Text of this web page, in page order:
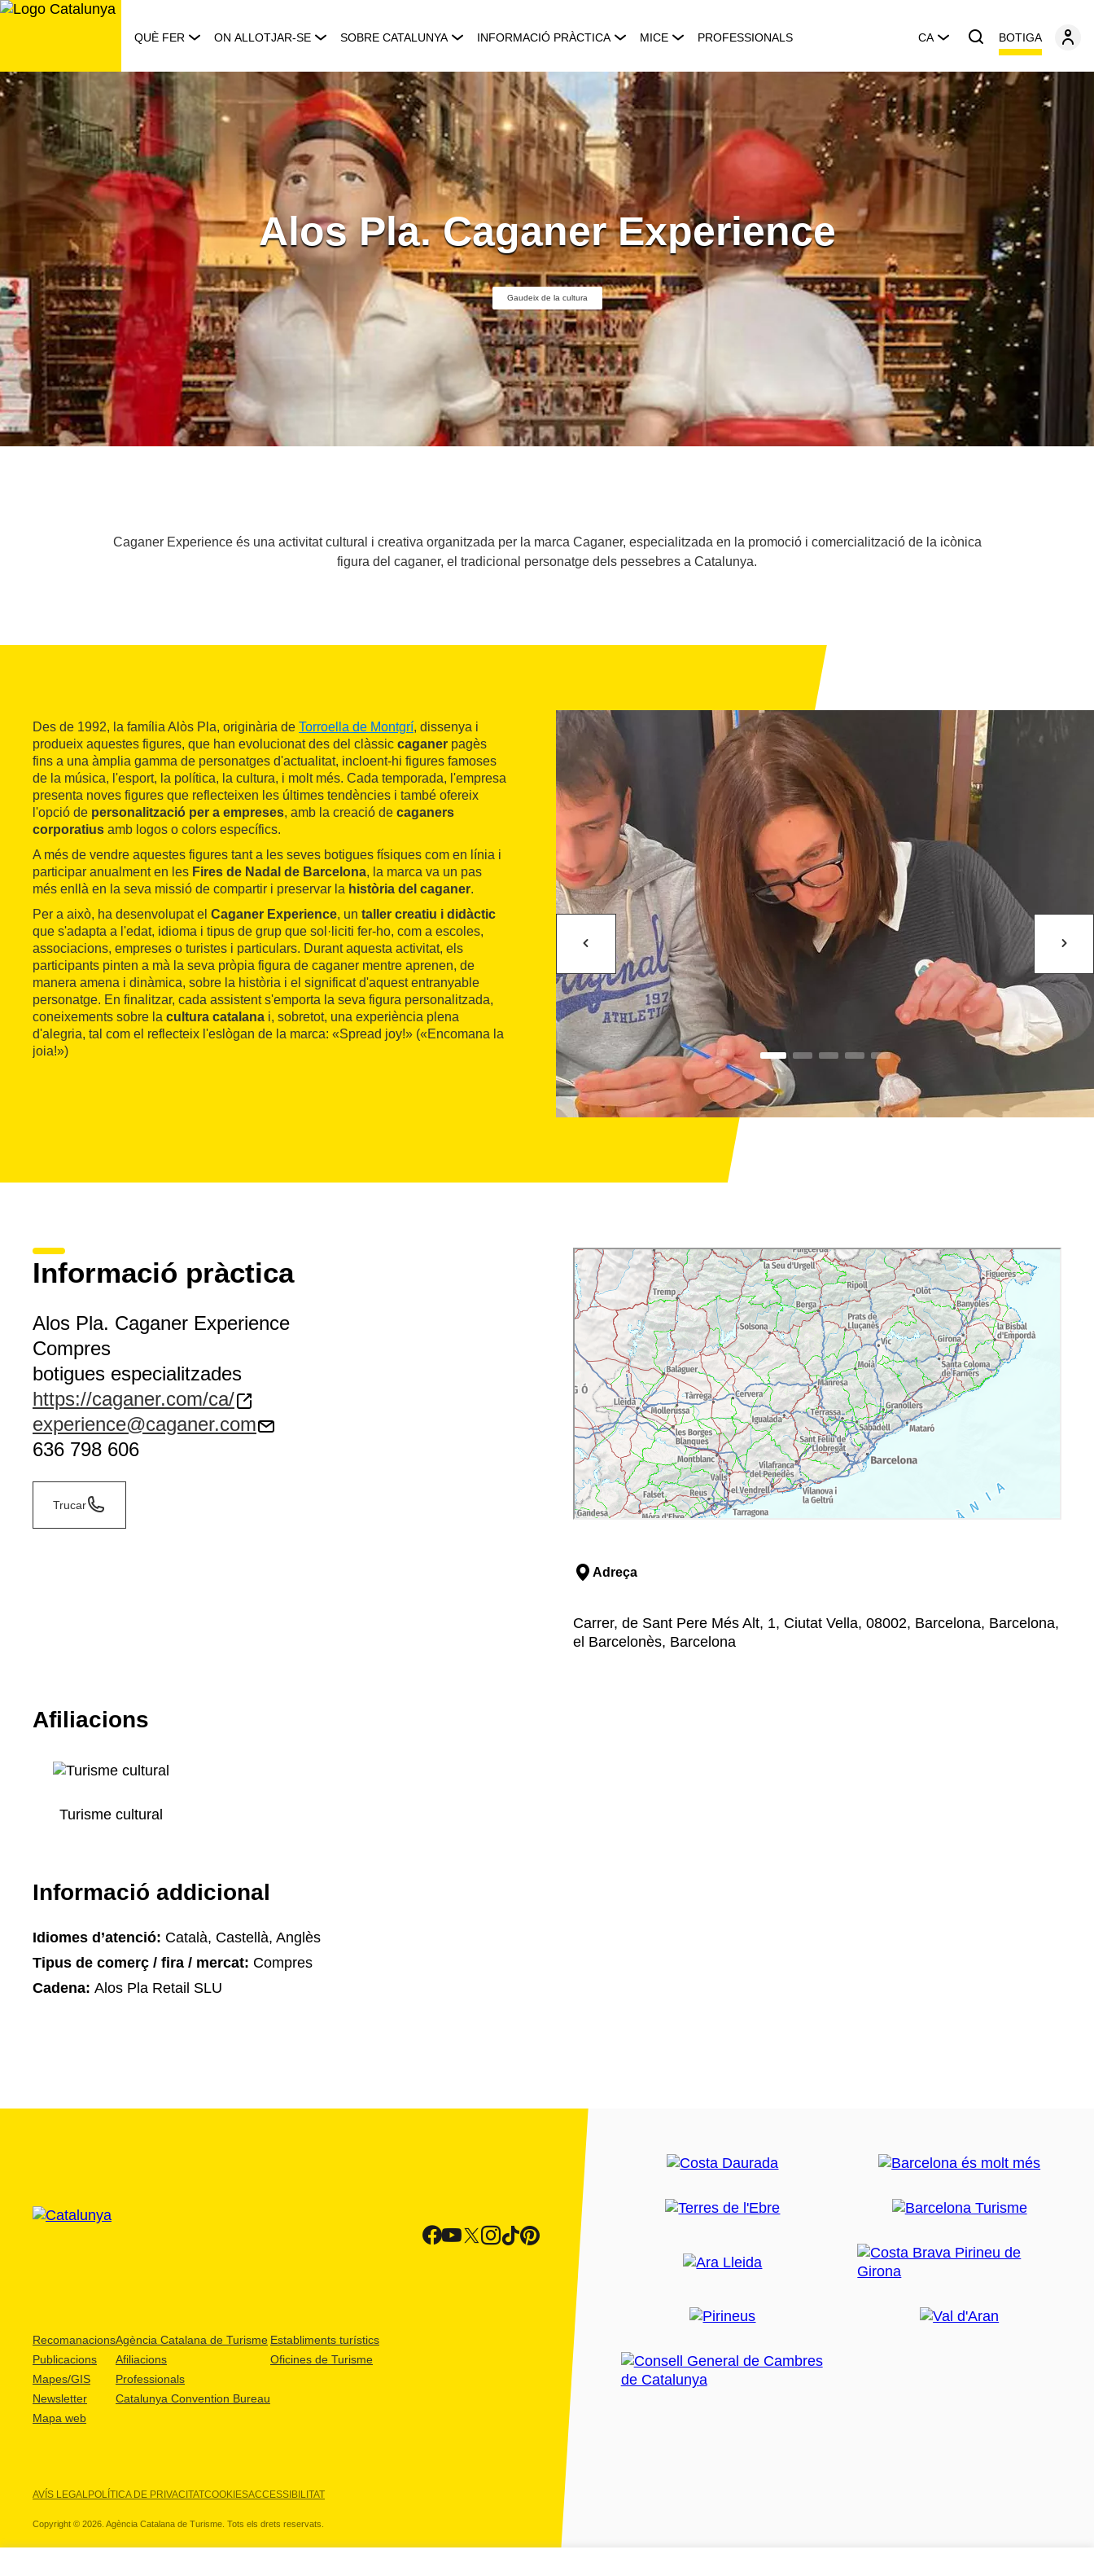
Saltar
QUÈ FER ON ALLOTJAR-SE SOBRE CATALUNYA INFORMACIÓ PRÀCTICA MICE PROFESSIONALS CA BOTIGA
Alos Pla. Caganer Experience
Gaudeix de la cultura
Caganer Experience és una activitat cultural i creativa organitzada per la marca Caganer, especialitzada en la promoció i comercialització de la icònica
figura del caganer, el tradicional personatge dels pessebres a Catalunya.
Des de 1992, la família Alòs Pla, originària de Torroella de Montgrí, dissenya i
produeix aquestes figures, que han evolucionat des del clàssic caganer pagès
fins a una àmplia gamma de personatges d'actualitat, incloent-hi figures famoses
de la música, l'esport, la política, la cultura, i molt més. Cada temporada, l'empresa
presenta noves figures que reflecteixen les últimes tendències i també ofereix
l'opció de personalització per a empreses, amb la creació de caganers
corporatius amb logos o colors específics.
A més de vendre aquestes figures tant a les seves botigues físiques com en línia i
participar anualment en les Fires de Nadal de Barcelona, la marca va un pas
més enllà en la seva missió de compartir i preservar la història del caganer.
Per a això, ha desenvolupat el Caganer Experience, un taller creatiu i didàctic
que s'adapta a l'edat, idioma i tipus de grup que sol·liciti fer-ho, com a escoles,
associacions, empreses o turistes i particulars. Durant aquesta activitat, els
participants pinten a mà la seva pròpia figura de caganer mentre aprenen, de
manera amena i dinàmica, sobre la història i el significat d'aquest entranyable
personatge. En finalitzar, cada assistent s'emporta la seva figura personalitzada,
coneixements sobre la cultura catalana i, sobretot, una experiència plena
d'alegria, tal com el reflecteix l'eslògan de la marca: «Spread joy!» («Encomana la
joia!»)
Informació pràctica
Alos Pla. Caganer Experience
Compres
botigues especialitzades
https://caganer.com/ca/
experience@caganer.com
636 798 606
Trucar
Adreça
Carrer, de Sant Pere Més Alt, 1, Ciutat Vella, 08002, Barcelona, Barcelona,
el Barcelonès, Barcelona
Afiliacions
Turisme cultural
Informació addicional
Idiomes d’atenció: Català, Castellà, Anglès
Tipus de comerç / fira / mercat: Compres
Cadena: Alos Pla Retail SLU
Recomanacions
Publicacions
Mapes/GIS
Newsletter
Mapa web
Agència Catalana de Turisme
Afiliacions
Professionals
Catalunya Convention Bureau
Establiments turístics
Oficines de Turisme
AVÍS LEGALPOLÍTICA DE PRIVACITATCOOKIESACCESSIBILITAT
Copyright © 2026. Agència Catalana de Turisme. Tots els drets reservats.